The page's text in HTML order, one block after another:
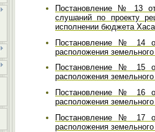
Постановление № 13
слушаний по проекту
исполнении бюджета
Постановление № 14
расположения
Постановление № 15
расположения
Постановление № 16
расположения
Постановление № 17
расположения